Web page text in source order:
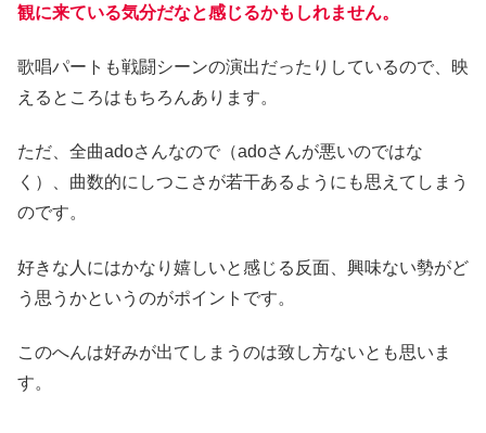
観に来ている気分だなと感じるかもしれません。
歌唱パートも戦闘シーンの演出だったりしているので、映
えるところはもちろんあります。
ただ、全曲adoさんなので（adoさんが悪いのではな
く）、曲数的にしつこさが若干あるようにも思えてしまう
のです。
好きな人にはかなり嬉しいと感じる反面、興味ない勢がど
う思うかというのがポイントです。
このへんは好みが出てしまうのは致し方ないとも思いま
す。